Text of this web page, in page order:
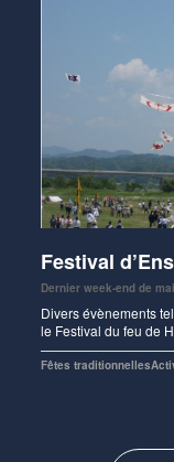
Festival
Dernier week-end de mai
Divers évènements
le Festival du feu de
Fêtes traditionnelles